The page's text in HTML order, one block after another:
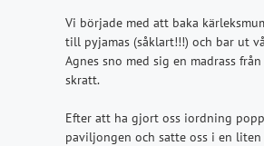
Vi började med att baka
till pyjamas (såklart!!!) och bar ut
Agnes sno med sig en madrass
skratt.
Efter att ha gjort oss iordning
paviljongen och satte oss i en